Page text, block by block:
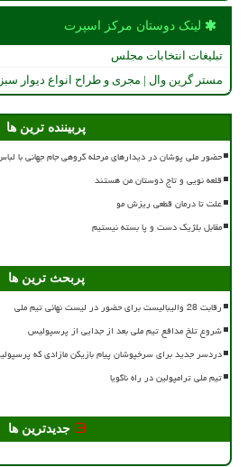
لینک دوستان مركز اسپرت
تبلیغات انتخابات مجلس
مستر گرین وال | مجری و طراح انواع دیوار سبز
پربیننده ترین ها
حضور ملی پوشان در دیدارهای مرحله گروهی جام جهانی با
قلعه نویی و تاج دوستان من هستند
علت تا درمان قطعی ریزش مو
مقابل بلژیک دست و پا بسته نیستیم
پربحث ترین ها
رقابت 28 والیبالیست برای حضور در لیست نهائی تیم ملی
شروع تلخ مدافع تیم ملی بعد از جدایی از پرسپولیس
دردسر جدید برای سرخپوشان پیام بازیکن مازادی که
تیم ملی ترامپولین در راه ناگویا
جدیدترین ها